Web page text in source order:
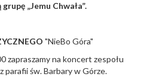
„Jemu Chwała”.
"NieBo Góra"
zapraszamy na koncert zespołu
św. Barbary w Górze.